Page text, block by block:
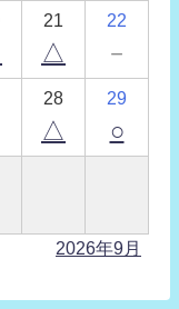
21
△
22
－
28
△
29
○
2026年9月